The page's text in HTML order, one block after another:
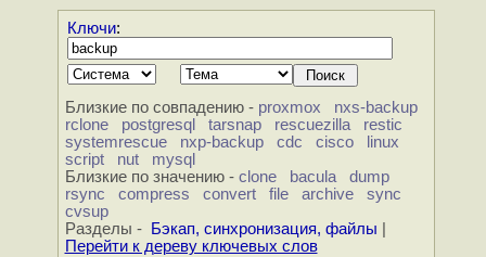
Ключи:
Близкие по совпадению - proxmox
nxs-backup
rclone
postgresql tarsnap rescuezilla
restic
systemrescue
nxp-backup cdc cisco
linux
script
nut
mysql
Близкие по значению - clone bacula
dump
rsync
compress convert file archive
sync
cvsup
Разделы -
Бэкап, синхронизация, файлы
Перейти к дереву ключевых слов